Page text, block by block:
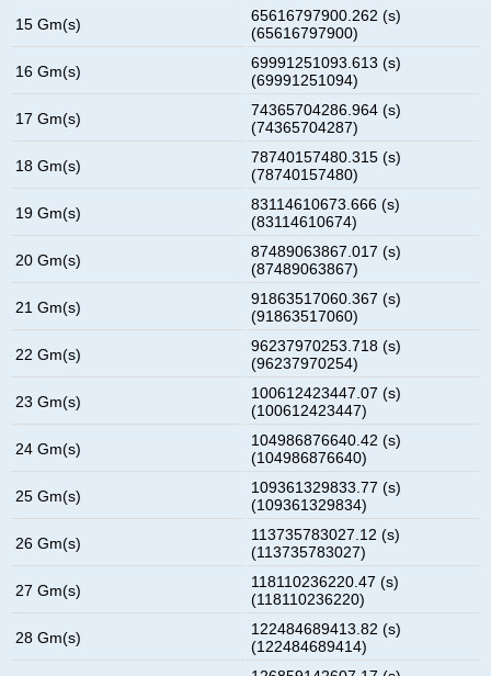
15 Gm(s)
65616797900.262 (s)
(65616797900)
16 Gm(s)
69991251093.613 (s)
(69991251094)
17 Gm(s)
74365704286.964 (s)
(74365704287)
18 Gm(s)
78740157480.315 (s)
(78740157480)
19 Gm(s)
83114610673.666 (s)
(83114610674)
20 Gm(s)
87489063867.017 (s)
(87489063867)
21 Gm(s)
91863517060.367 (s)
(91863517060)
22 Gm(s)
96237970253.718 (s)
(96237970254)
23 Gm(s)
100612423447.07 (s)
(100612423447)
24 Gm(s)
104986876640.42 (s)
(104986876640)
25 Gm(s)
109361329833.77 (s)
(109361329834)
26 Gm(s)
113735783027.12 (s)
(113735783027)
27 Gm(s)
118110236220.47 (s)
(118110236220)
28 Gm(s)
122484689413.82 (s)
(122484689414)